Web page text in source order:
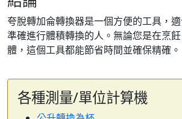
夸脫轉加侖轉換器是一個方便的工具，
準確進行體積轉換的人。無論您是在烹
體，這個工具都能節省時間並確保精確。
各種測量/單位計算機